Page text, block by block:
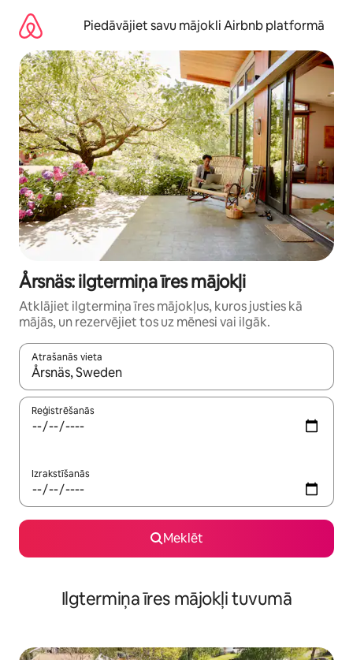
saturu
Piedāvājiet savu mājokli Airbnb platformā
Årsnäs: ilgtermiņa īres mājokļi
Atklājiet ilgtermiņa īres mājokļus, kuros justies kā
mājās, un rezervējiet tos uz mēnesi vai ilgāk.
Atrašanās vieta
Kad rezultāti kļūs pieejami, izmantojiet bultiņu uz augšu un
Reģistrēšanās
Izrakstīšanās
Meklēt
Ilgtermiņa īres mājokļi tuvumā